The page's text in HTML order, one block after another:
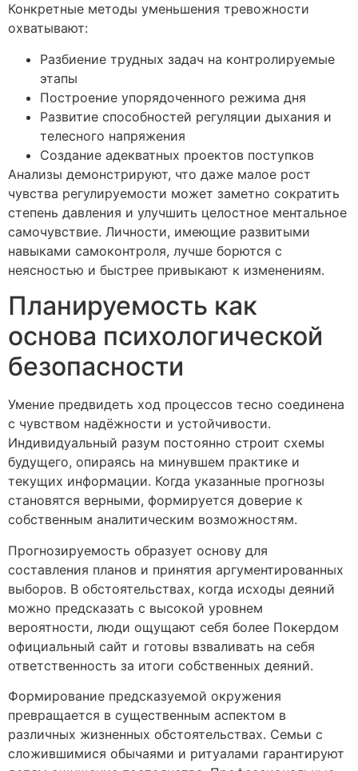
Конкретные методы уменьшения тревожности
охватывают:
Разбиение трудных задач на контролируемые
этапы
Построение упорядоченного режима дня
Развитие способностей регуляции дыхания и
телесного напряжения
Создание адекватных проектов поступков
Анализы демонстрируют, что даже малое рост
чувства регулируемости может заметно сократить
степень давления и улучшить целостное ментальное
самочувствие. Личности, имеющие развитыми
навыками самоконтроля, лучше борются с
неясностью и быстрее привыкают к изменениям.
Планируемость как
основа психологической
безопасности
Умение предвидеть ход процессов тесно соединена
с чувством надёжности и устойчивости.
Индивидуальный разум постоянно строит схемы
будущего, опираясь на минувшем практике и
текущих информации. Когда указанные прогнозы
становятся верными, формируется доверие к
собственным аналитическим возможностям.
Прогнозируемость образует основу для
составления планов и принятия аргументированных
выборов. В обстоятельствах, когда исходы деяний
можно предсказать с высокой уровнем
вероятности, люди ощущают себя более Покердом
официальный сайт и готовы взваливать на себя
ответственность за итоги собственных деяний.
Формирование предсказуемой окружения
превращается в существенным аспектом в
различных жизненных обстоятельствах. Семьи с
сложившимися обычаями и ритуалами гарантируют